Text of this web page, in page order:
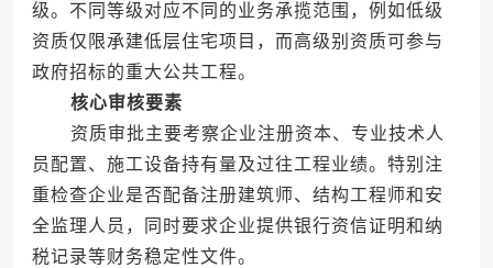
级。不同等级对应不同的业务承揽范围，例如低级
资质仅限承建低层住宅项目，而高级别资质可参与
政府招标的重大公共工程。
核心审核要素
资质审批主要考察企业注册资本、专业技术人
员配置、施工设备持有量及过往工程业绩。特别注
重检查企业是否配备注册建筑师、结构工程师和安
全监理人员，同时要求企业提供银行资信证明和纳
税记录等财务稳定性文件。